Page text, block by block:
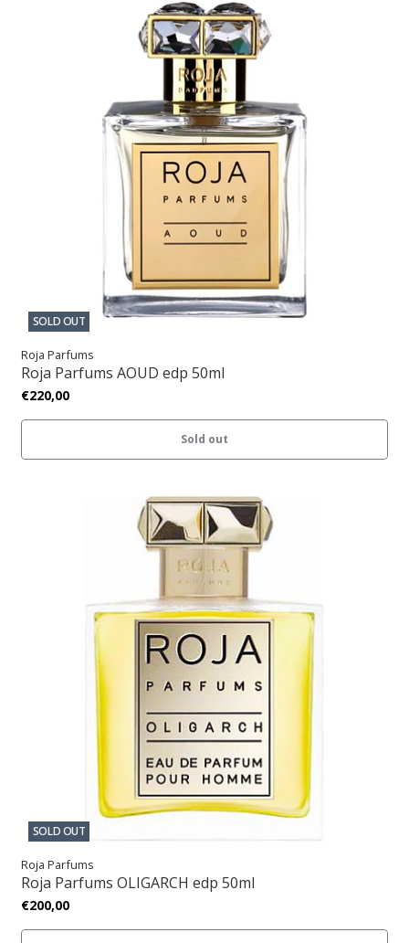
SOLD OUT
Roja Parfums
Roja Parfums AOUD edp 50ml
€220,00
Sold out
SOLD OUT
Roja Parfums
Roja Parfums OLIGARCH edp 50ml
€200,00